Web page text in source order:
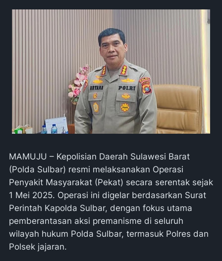
MAMUJU – Kepolisian Daerah Sulawesi Barat
(Polda Sulbar) resmi melaksanakan Operasi
Penyakit Masyarakat (Pekat) secara serentak sejak
1 Mei 2025. Operasi ini digelar berdasarkan Surat
Perintah Kapolda Sulbar, dengan fokus utama
pemberantasan aksi premanisme di seluruh
wilayah hukum Polda Sulbar, termasuk Polres dan
Polsek jajaran.